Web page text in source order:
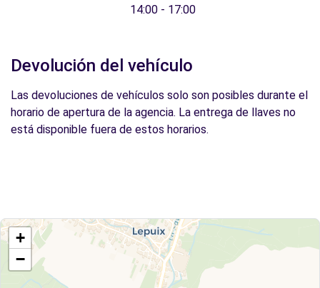
14:00 - 17:00
Devolución del vehículo
Las devoluciones de vehículos solo son posibles durante el
horario de apertura de la agencia. La entrega de llaves no
está disponible fuera de estos horarios.
+
−